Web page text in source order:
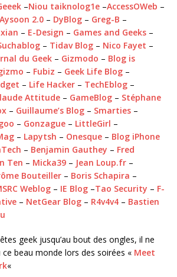
–Niou taiknolog1e –AccessOWeb –
Aysoon 2.0 – DyBlog – Greg-B –
– E-Design – Games and Geeks –
– Tidav Blog – Nico Fayet –
du Geek – Gizmodo – Blog is
– Fubiz – Geek Life Blog –
– Life Hacker – TechEblog –
Attitude – GameBlog – Stéphane
– Guillaume’s Blog – Smarties –
– Gonzague – LittleGirl –
– Lapytsh – Onesque – Blog iPhone
– Benjamin Gauthey – Fred
Ten – Micka39 – Jean Loup.fr –
Bouteiller – Boris Schapira –
Weblog – IE Blog –Tao Security – F-
– NetGear Blog – R4v4v4 – Bastien
geek jusqu’au bout des ongles, il ne
beau monde lors des soirées « Meet
«